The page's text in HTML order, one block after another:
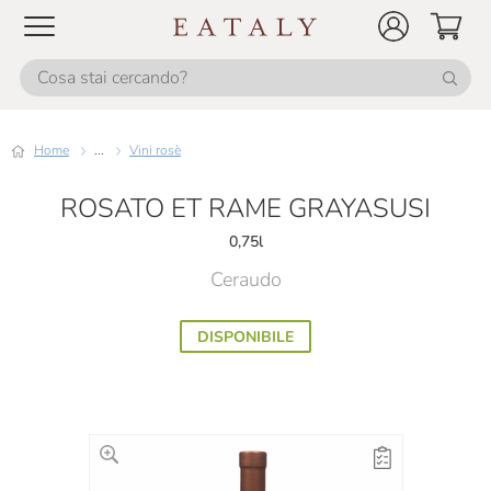
Home ... Vini rosè
ROSATO ET RAME GRAYASUSI
0,75l
Ceraudo
DISPONIBILE